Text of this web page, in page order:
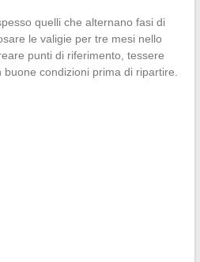
quelli che alternano fasi di
le valigie per tre mesi nello
punti di riferimento, tessere
condizioni prima di ripartire.